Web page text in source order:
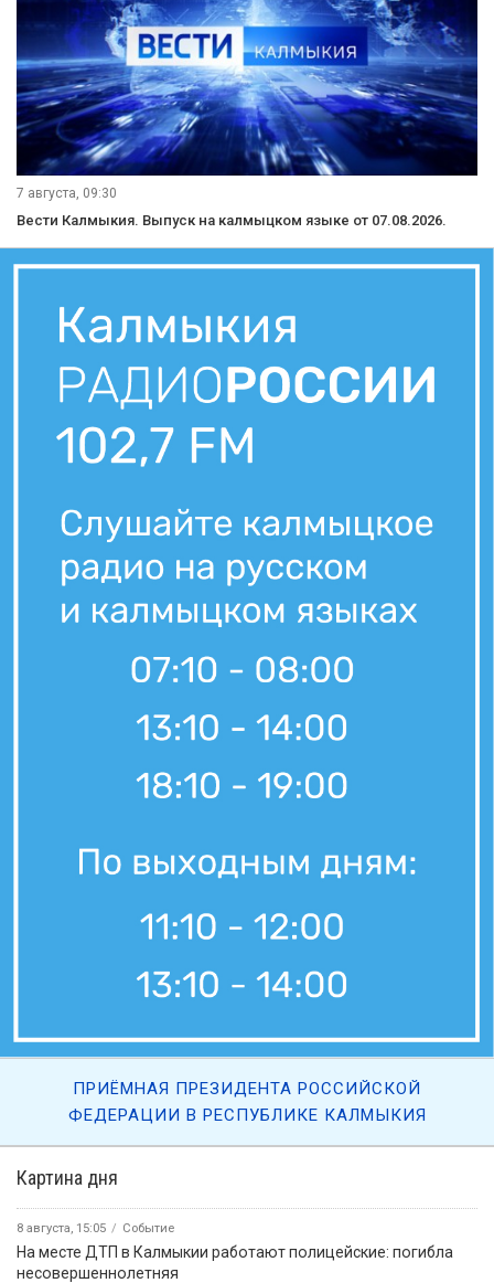
Картина дня
8 августа, 15:05 Событие
На месте ДТП в Калмыкии работают полицейские: погибла
несовершеннолетняя
7 августа, 09:30
Вести Калмыкия. Выпуск на калмыцком языке от 07.08.2026.
ПРИЁМНАЯ ПРЕЗИДЕНТА РОССИЙСКОЙ
ФЕДЕРАЦИИ В РЕСПУБЛИКЕ КАЛМЫКИЯ